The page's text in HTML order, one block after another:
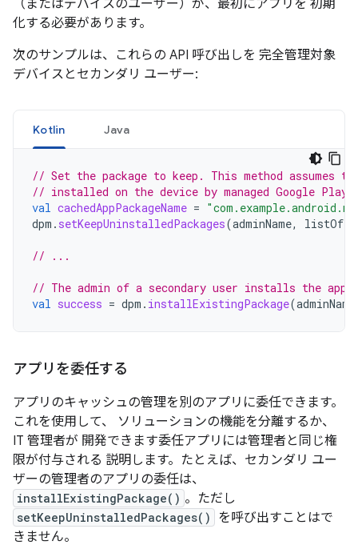
（またはデバイスのユーザー）が、最初にアプリを 初期
化する必要があります。
次のサンプルは、これらの API 呼び出しを 完全管理対象
デバイスとセカンダリ ユーザー:
Kotlin Java
// Set the package to keep. This method assumes
// installed on the device by managed Google Play.
val cachedAppPackageName =
dpm . setKeepUninstalledPackages(adminName, listOf
// ...
// The admin of a secondary user installs the app.
val success = dpm . installExistingPackage(adminName
アプリを委任する
アプリのキャッシュの管理を別のアプリに委任できます。
これを使用して、 ソリューションの機能を分離するか、
IT 管理者が 開発できます委任アプリには管理者と同じ権
限が付与される 説明します。たとえば、セカンダリ ユー
ザーの管理者のアプリの委任は、
installExistingPackage() 。ただし
setKeepUninstalledPackages()
を呼び出すことはで
きません。